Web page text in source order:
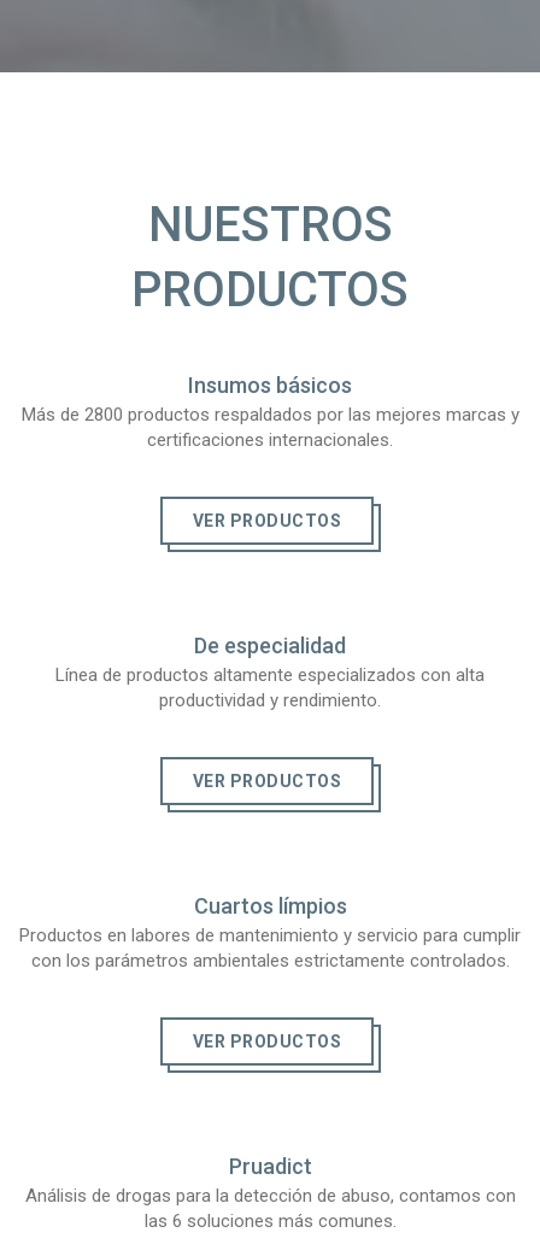
NUESTROS
PRODUCTOS
Insumos básicos
Más de 2800 productos respaldados por las mejores marcas y
certificaciones internacionales.
VER PRODUCTOS
De especialidad
Línea de productos altamente especializados con alta
productividad y rendimiento.
VER PRODUCTOS
Cuartos límpios
Productos en labores de mantenimiento y servicio para cumplir
con los parámetros ambientales estrictamente controlados.
VER PRODUCTOS
Pruadict
Análisis de drogas para la detección de abuso, contamos con
las 6 soluciones más comunes.